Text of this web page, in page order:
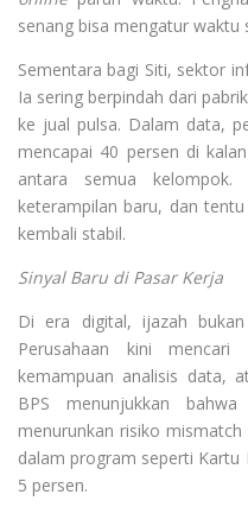
senang bisa mengatur waktu
Sementara bagi Siti, sektor
Ia sering berpindah dari
ke jual pulsa. Dalam data,
mencapai 40 persen di
antara semua kelompok.
keterampilan baru, dan
kembali stabil.
Sinyal Baru di Pasar Kerja
Di era digital, ijazah
Perusahaan kini
kemampuan analisis data,
BPS menunjukkan
menurunkan risiko
dalam program seperti Kartu
5 persen.